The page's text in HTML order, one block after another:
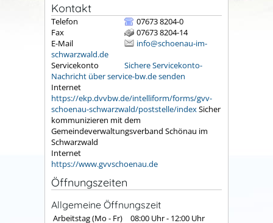
Kontakt
Telefon
07673 8204-0
Fax
07673 8204-14
E-Mail
info@schoenau-im-
schwarzwald.de
Servicekonto
Sichere Servicekonto-
Nachricht über service-bw.de senden
Internet
https://ekp.dvvbw.de/intelliform/forms/gvv-
schoenau-schwarzwald/poststelle/indexSicher
kommunizieren mit dem
Gemeindeverwaltungsverband Schönau im
Schwarzwald
Internet
https://www.gvvschoenau.de
Öffnungszeiten
Allgemeine Öffnungszeit
Arbeitstag (Mo - Fr) 08:00 Uhr- 12:00 Uhr